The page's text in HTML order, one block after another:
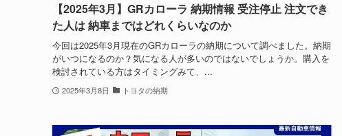
【2025年3月】GRカローラ 納期情報 受注停止 注文でき
た人は 納車まではどれくらいなのか
今回は2025年3月現在のGRカローラの納期について調べました。納期
がいつになるのか？気になる人が多いのではないでしょうか。購入を
検討されている方はタイミングみて、...
2025年3月8日 トヨタの納期